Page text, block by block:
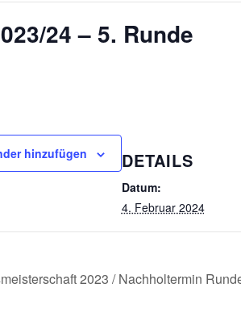
24 – 5. Runde
hinzufügen DETAILS
Datum:
4. Februar 2024
2023 / Nachholtermin